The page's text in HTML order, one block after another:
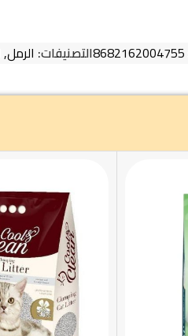
8682162004755التصنيفات: الرمل,